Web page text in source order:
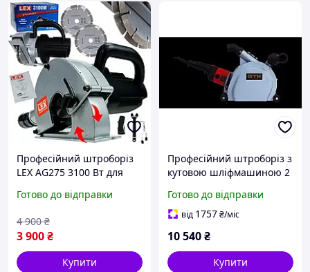
Професійний штроборіз
LEX AG275 3100 Вт для
бетоні та цеглі, диски 150
регулювання
Готово до відправки
3 900₴
4 900 ₴
Купити
Професійний штроборіз з
кутовою шліфмашиною 2
стабілізацією обертів
модель 9-WC230/2600E
Готово до відправки
від 1757₴/міс
10 540₴
Купити